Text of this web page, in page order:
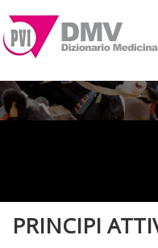
PRINCIPI